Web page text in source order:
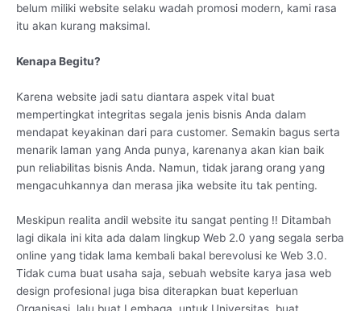
belum miliki website selaku wadah promosi modern, kami rasa
itu akan kurang maksimal.
Kenapa Begitu?
Karena website jadi satu diantara aspek vital buat
mempertingkat integritas segala jenis bisnis Anda dalam
mendapat keyakinan dari para customer. Semakin bagus serta
menarik laman yang Anda punya, karenanya akan kian baik
pun reliabilitas bisnis Anda. Namun, tidak jarang orang yang
mengacuhkannya dan merasa jika website itu tak penting.
Meskipun realita andil website itu sangat penting !! Ditambah
lagi dikala ini kita ada dalam lingkup Web 2.0 yang segala serba
online yang tidak lama kembali bakal berevolusi ke Web 3.0.
Tidak cuma buat usaha saja, sebuah website karya jasa web
design profesional juga bisa diterapkan buat keperluan